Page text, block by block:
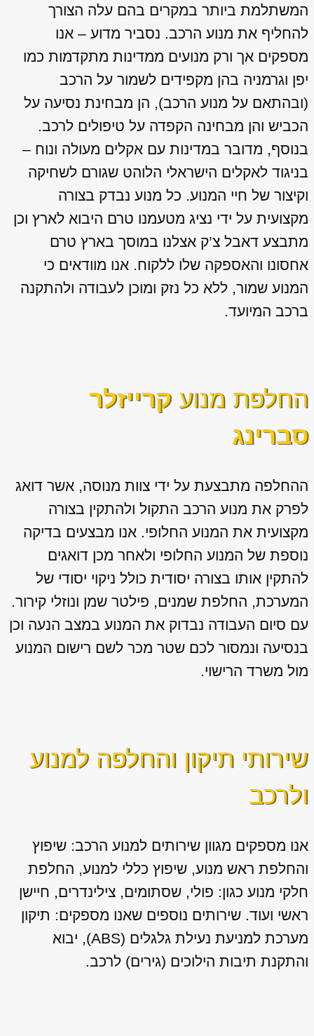
המשתלמת ביותר במקרים בהם עלה הצורך
להחליף את מנוע הרכב. נסביר מדוע – אנו
מספקים אך ורק מנועים ממדינות מתקדמות כמו
יפן וגרמניה בהן מקפידים לשמור על הרכב
(ובהתאם על מנוע הרכב), הן מבחינת נסיעה על
הכביש והן מבחינה הקפדה על טיפולים לרכב.
בנוסף, מדובר במדינות עם אקלים מעולה ונוח –
בניגוד לאקלים הישראלי הלוהט שגורם לשחיקה
וקיצור של חיי המנוע. כל מנוע נבדק בצורה
מקצועית על ידי נציג מטעמנו טרם היבוא לארץ וכן
מתבצע דאבל צ’ק אצלנו במוסך בארץ טרם
אחסונו והאספקה שלו ללקוח. אנו מוודאים כי
המנוע שמור, ללא כל נזק ומוכן לעבודה ולהתקנה
ברכב המיועד.
החלפת מנוע קרייזלר
סברינג
ההחלפה מתבצעת על ידי צוות מנוסה, אשר דואג
לפרק את מנוע הרכב התקול ולהתקין בצורה
מקצועית את המנוע החלופי. אנו מבצעים בדיקה
נוספת של המנוע החלופי ולאחר מכן דואגים
להתקין אותו בצורה יסודית כולל ניקוי יסודי של
המערכת, החלפת שמנים, פילטר שמן ונוזלי קירור.
עם סיום העבודה נבדוק את המנוע במצב הנעה וכן
בנסיעה ונמסור לכם שטר מכר לשם רישום המנוע
מול משרד הרישוי.
שירותי תיקון והחלפה למנוע
ולרכב
אנו מספקים מגוון שירותים למנוע הרכב: שיפוץ
והחלפת ראש מנוע, שיפוץ כללי למנוע, החלפת
חלקי מנוע כגון: פולי, שסתומים, צילינדרים, חיישן
ראשי ועוד. שירותים נוספים שאנו מספקים: תיקון
מערכת למניעת נעילת גלגלים (ABS), יבוא
והתקנת תיבות הילוכים (גירים) לרכב.